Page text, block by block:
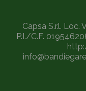
Capsa S.r.l. Loc.
P.I./C.F.